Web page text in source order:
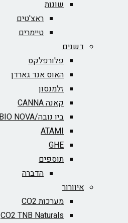
שונות
ראצ'טים
טיימרים
דשנים
פלורפלקס
האוס אנד גארדן
זלמנסון
קאנה CANNA
ביו נובה/BIO NOVA‏
ATAMI
GHE
תוספים
הדברה
איוורור
מערכות CO2
CO2 TNB Naturals